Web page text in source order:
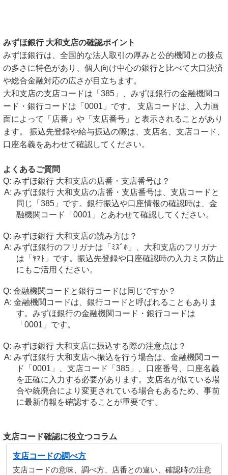
みずほ銀行 大和支店の確認ポイント
みずほ銀行は、全国的な法人取引の厚みと公的機関との接点
の多さに特色があり、個人向け中心の銀行と比べて大口決済
や総合金融対応の広さが目立ちます。
大和支店の支店コードは「385」、みずほ銀行の金融機関コ
ード・銀行コードは「0001」です。 支店コードは、入力画
面によって「店番」や「支店番号」と表示されることがあり
ます。 振込先登録や給与振込の際は、支店名、支店コード、
口座名義をあわせて確認してください。
よくあるご質問
みずほ銀行 大和支店の店番・支店番号は？
みずほ銀行 大和支店の店番・支店番号は、支店コードと
同じ「385」です。銀行振込や口座情報の確認時は、金
融機関コード「0001」とあわせて確認してください。
みずほ銀行 大和支店の読み方は？
みずほ銀行のフリガナは「ﾐｽﾞﾎ」、大和支店のフリガナ
は「ﾔﾏﾄ」です。振込先登録や口座確認時の入力ミス防止
にもご活用ください。
金融機関コードと銀行コードは同じですか？
金融機関コードは、銀行コードと呼ばれることもありま
す。みずほ銀行の金融機関コード・銀行コードは
「0001」です。
みずほ銀行 大和支店に振込する際の注意点は？
みずほ銀行 大和支店へ振込を行う場合は、金融機関コー
ド「0001」、支店コード「385」、口座番号、口座名義
を正確に入力する必要があります。支店名が似ている場
合や統廃合により変更されている場合もあるため、事前
に最新情報を確認することが重要です。
支店コード確認に役立つコラム
支店コードの調べ方
支店コードの意味、調べ方、店番との違い、確認時の注意